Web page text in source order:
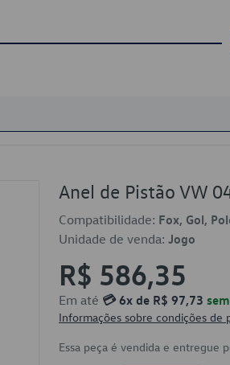
Anel de Pistão VW
Compatibilidade: Fox, Gol,
Unidade de venda: Jogo
R$ 586,35
Em até 💳 6x de R$ 97,73
Informações sobre condições de
Essa peça é vendida e entregue